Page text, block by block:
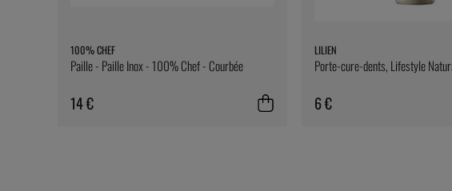
100% CHEF
Paille - Paille Inox - 100% Chef - Courbée
14 €
LILIEN
Porte-cure-dents, Lifestyle
6 €